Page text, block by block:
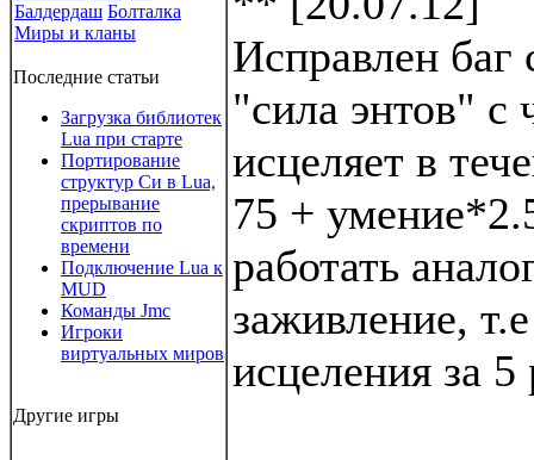
Балдердаш Болталка
Миры и кланы
Последние статьи
Загрузка библиотек
Lua при старте
Портирование
структур Си в Lua,
прерывание
скриптов по
времени
Подключение Lua к
MUD
Команды Jmc
Игроки
виртуальных миров
Другие игры
Исправлен баг
"сила энтов" с
исцеляет в
75 +
работать
заживление,
исцеления за 5